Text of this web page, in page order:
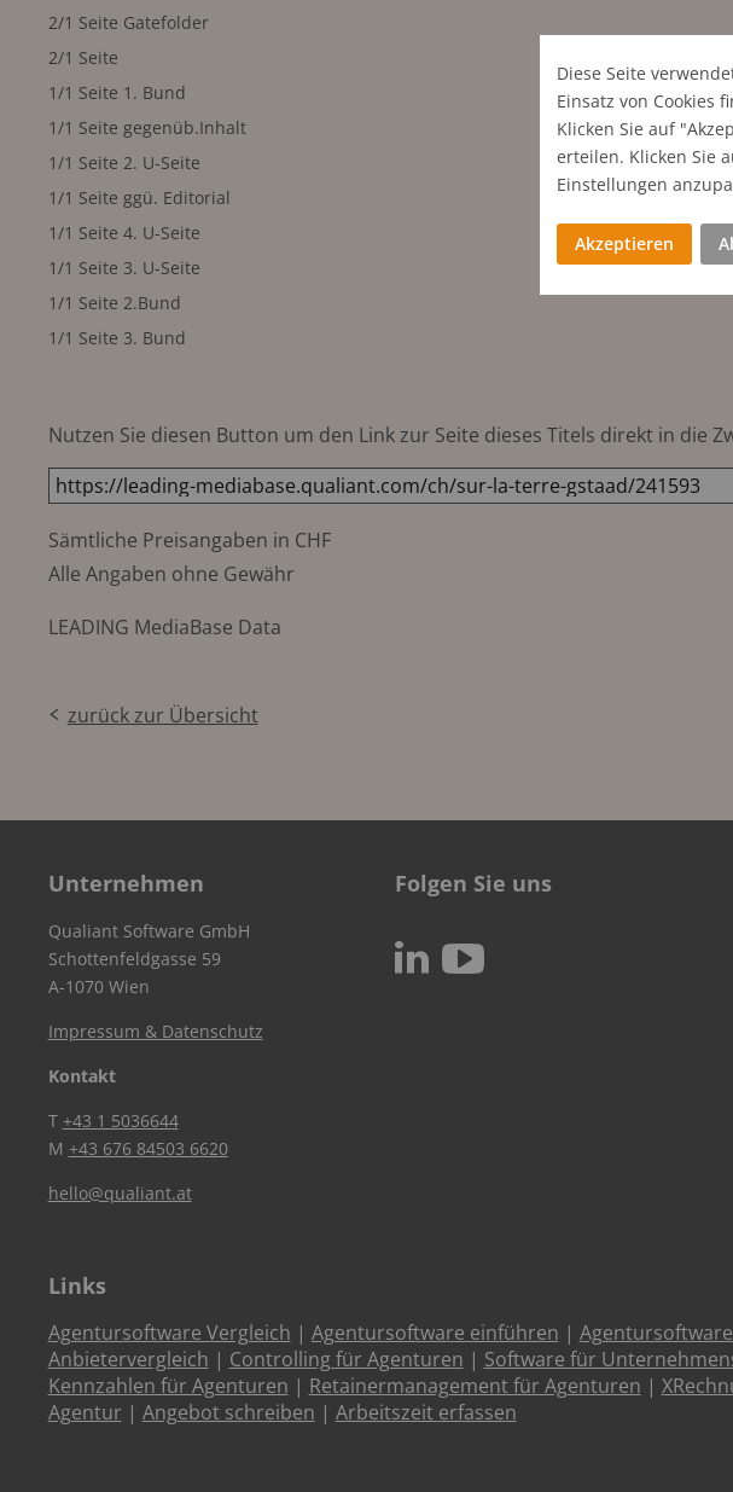
2/1 Seite Gatefolder
2/1 Seite
1/1 Seite 1. Bund
1/1 Seite gegenüb.Inhalt
1/1 Seite 2. U-Seite
1/1 Seite ggü. Editorial
1/1 Seite 4. U-Seite
1/1 Seite 3. U-Seite
1/1 Seite 2.Bund
1/1 Seite 3. Bund
Nutzen Sie diesen Button um den Link zur Seite dieses Titels direkt in die
Sämtliche Preisangaben in CHF
Alle Angaben ohne Gewähr
LEADING MediaBase Data
zurück zur Übersicht
Unternehmen
Qualiant Software GmbH
Schottenfeldgasse 59
A-1070 Wien
Impressum & Datenschutz
Kontakt
T +43 1 5036644
M +43 676 84503 6620
hello@qualiant.at
Folgen Sie uns
N c
Links
Agentursoftware Vergleich | Agentursoftware einführen |
Anbietervergleich | Controlling für Agenturen | Software für
Kennzahlen für Agenturen | Retainermanagement für Agenturen |
Agentur | Angebot schreiben | Arbeitszeit erfassen
Diese Seite
Einsatz von Cookies
Klicken Sie auf
erteilen. Klicken Sie
Einstellungen
Akzeptieren